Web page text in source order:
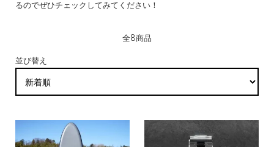
るのでぜひチェックしてみてください！
全8商品
並び替え